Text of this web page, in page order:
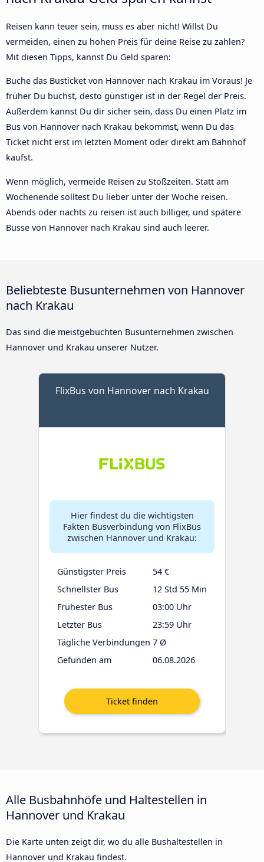
Reisen kann teuer sein, muss es aber nicht! Willst Du
vermeiden, einen zu hohen Preis für deine Reise zu zahlen?
Mit diesen Tipps, kannst Du Geld sparen:
Buche das Busticket von Hannover nach Krakau im Voraus! Je
früher Du buchst, desto günstiger ist in der Regel der Preis.
Außerdem kannst Du dir sicher sein, dass Du einen Platz im
Bus von Hannover nach Krakau bekommst, wenn Du das
Ticket nicht erst im letzten Moment oder direkt am Bahnhof
kaufst.
Wenn möglich, vermeide Reisen zu Stoßzeiten. Statt am
Wochenende solltest Du lieber unter der Woche reisen.
Abends oder nachts zu reisen ist auch billiger, und spätere
Busse von Hannover nach Krakau sind auch leerer.
Beliebteste Busunternehmen von Hannover
nach Krakau
Das sind die meistgebuchten Busunternehmen zwischen
Hannover und Krakau unserer Nutzer.
FlixBus von Hannover nach Krakau
Hier findest du die wichtigsten
Fakten Busverbindung von FlixBus
zwischen Hannover und Krakau:
Günstigster Preis
54 €
Schnellster Bus
12 Std 55 Min
Frühester Bus
03:00 Uhr
Letzter Bus
23:59 Uhr
Tägliche Verbindungen 7 Ø
Gefunden am
06.08.2026
Alle Busbahnhöfe und Haltestellen in
Hannover und Krakau
Die Karte unten zeigt dir, wo du alle Bushaltestellen in
Hannover und Krakau findest.